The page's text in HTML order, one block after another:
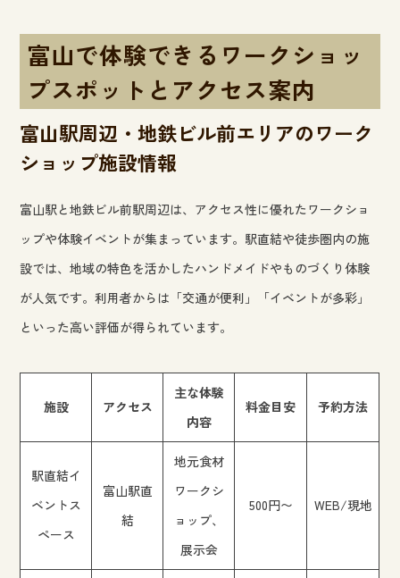
富山で体験できるワークショッ
プスポットとアクセス案内
富山駅周辺・地鉄ビル前エリアのワーク
ショップ施設情報
富山駅と地鉄ビル前駅周辺は、アクセス性に優れたワークショ
ップや体験イベントが集まっています。駅直結や徒歩圏内の施
設では、地域の特色を活かしたハンドメイドやものづくり体験
が人気です。利用者からは「交通が便利」「イベントが多彩」
といった高い評価が得られています。
施設 アクセス
主な体験
内容
料金目安 予約方法
駅直結イ
ベントス
ペース
富山駅直
結
地元食材
ワークシ
ョップ、
展示会
500円〜 WEB/現地